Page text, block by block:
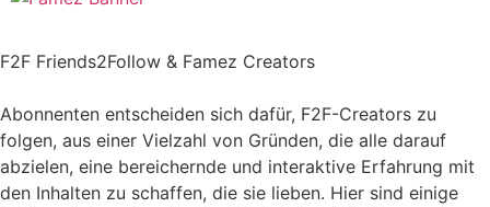
F2F Friends2Follow & Famez Creators
Abonnenten entscheiden sich dafür, F2F-Creators zu
folgen, aus einer Vielzahl von Gründen, die alle darauf
abzielen, eine bereichernde und interaktive Erfahrung mit
den Inhalten zu schaffen, die sie lieben. Hier sind einige